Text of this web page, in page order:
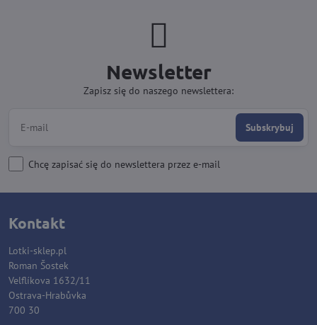
Newsletter
Zapisz się do naszego newslettera:
Subskrybuj
Chcę zapisać się do newslettera przez e-mail
Kontakt
Lotki-sklep.pl
Roman Šostek
Velflíkova 1632/11
Ostrava-Hrabůvka
700 30